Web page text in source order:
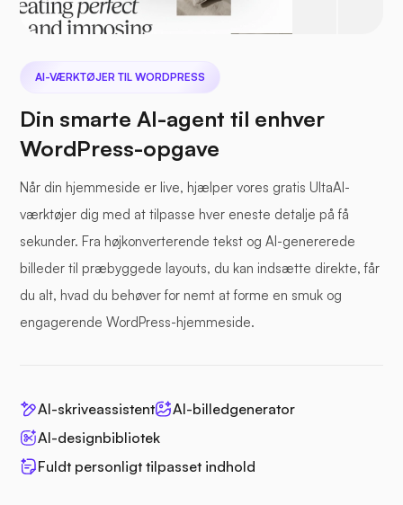
AI-VÆRKTØJER TIL WORDPRESS
Din smarte AI-agent til enhver
WordPress-opgave
Når din hjemmeside er live, hjælper vores gratis UltaAI-
værktøjer dig med at tilpasse hver eneste detalje på få
sekunder. Fra højkonverterende tekst og AI-genererede
billeder til præbyggede layouts, du kan indsætte direkte, får
du alt, hvad du behøver for nemt at forme en smuk og
engagerende WordPress-hjemmeside.
AI-skriveassistent
AI-billedgenerator
AI-designbibliotek
Fuldt personligt tilpasset indhold